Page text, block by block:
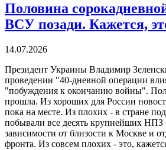
Половина
ВСУ позади. Кажется,
14.07.2026
Президент Украины Владимир
проведении "40-дневной операции
"побуждения к окончанию войны".
прошла. Из хороших для России
пока на месте. Из плохих - в стране
побывали все десять крупнейших НПЗ
зависимости от близости к Москве и
фронта. Из совсем плохих - это,